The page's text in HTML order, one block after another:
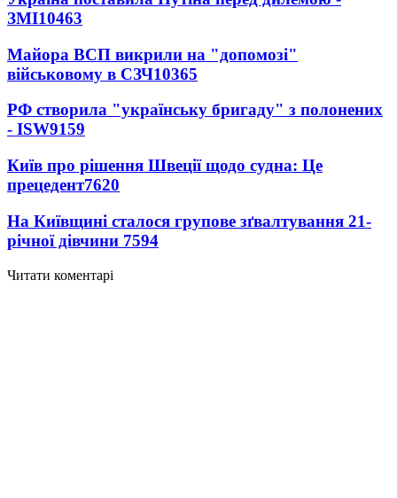
ЗМІ10463
Майора ВСП викрили на "допомозі"
військовому в СЗЧ10365
РФ створила "українську бригаду" з полонених
- ISW9159
Київ про рішення Швеції щодо судна: Це
прецедент7620
На Київщині сталося групове зґвалтування 21-
річної дівчини 7594
Читати коментарі